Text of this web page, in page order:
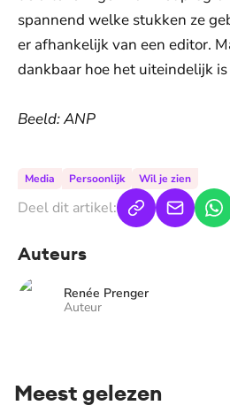
spannend welke stukken ze
er afhankelijk van een editor.
dankbaar hoe het uiteindelijk is
Beeld: ANP
Media Persoonlijk Wil je zien
Deel dit artikel:
Auteurs
Renée Prenger
Auteur
Meest gelezen